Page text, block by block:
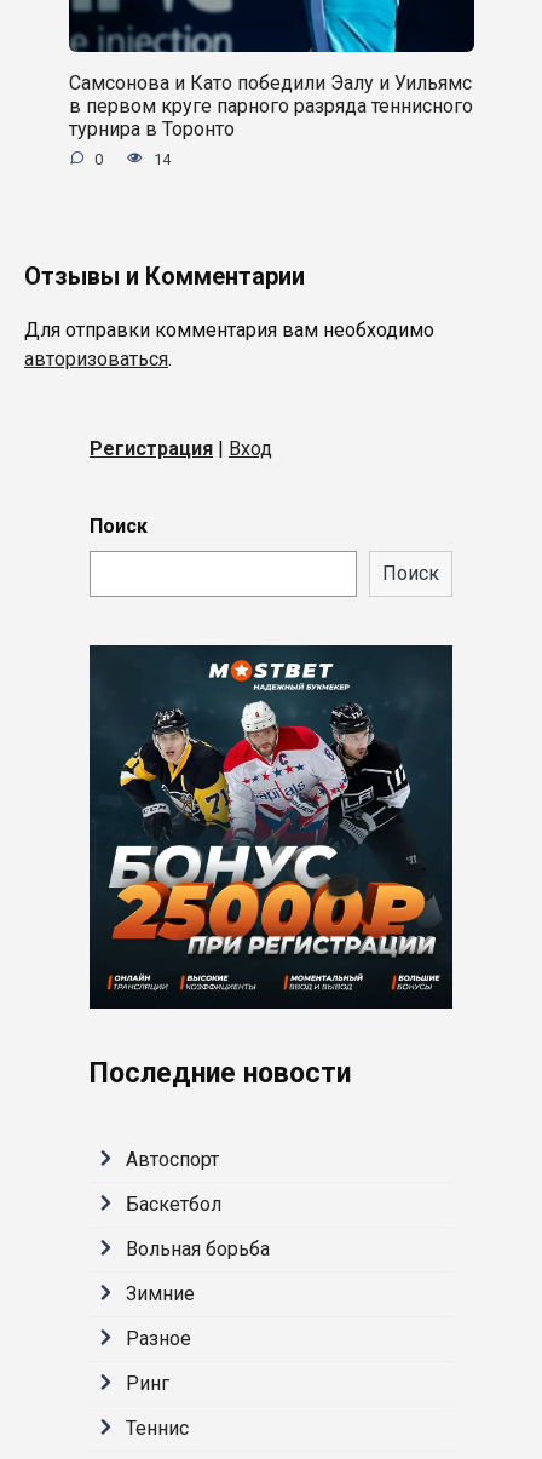
Самсонова и Като победили Эалу и Уильямс
в первом круге парного разряда теннисного
турнира в Торонто
0 14
Отзывы и Комментарии
Для отправки комментария вам необходимо
авторизоваться.
Регистрация | Вход
Поиск
Поиск
Последние новости
Автоспорт
Баскетбол
Вольная борьба
Зимние
Разное
Ринг
Теннис